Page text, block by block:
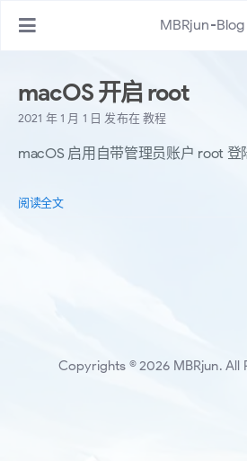
MBRjun-Blog
macOS 开启 root
2021 年 1 月 1 日 发布在教程
macOS 启用自带管理员账户 root 登
阅读全文
Copyrights © 2026 MBRjun. All